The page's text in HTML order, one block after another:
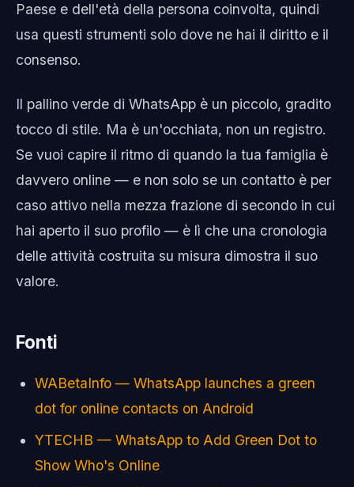
Paese e dell'età della persona coinvolta, quindi
usa questi strumenti solo dove ne hai il diritto e il
consenso.
Il pallino verde di WhatsApp è un piccolo, gradito
tocco di stile. Ma è un'occhiata, non un registro.
Se vuoi capire il ritmo di quando la tua famiglia è
davvero online — e non solo se un contatto è per
caso attivo nella mezza frazione di secondo in cui
hai aperto il suo profilo — è lì che una cronologia
delle attività costruita su misura dimostra il suo
valore.
Fonti
WABetaInfo — WhatsApp launches a green
dot for online contacts on Android
YTECHB — WhatsApp to Add Green Dot to
Show Who's Online